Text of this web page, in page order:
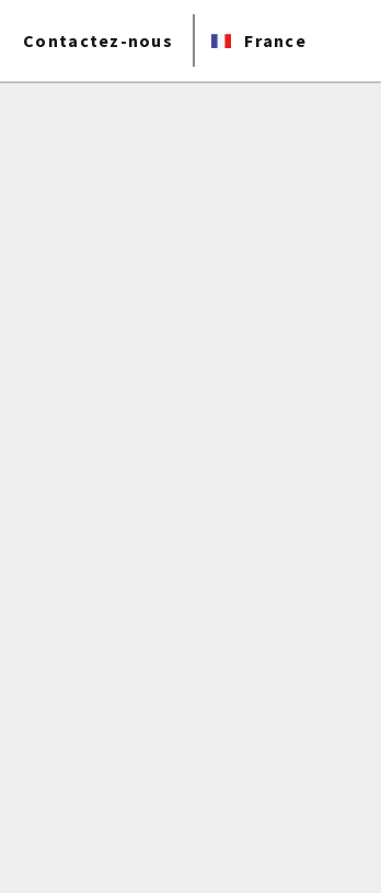
Contactez-nous France